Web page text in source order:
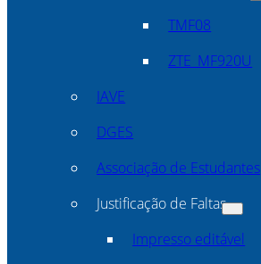
TMF08
ZTE_MF920U
IAVE
DGES
Associação de Estudantes
Justificação de Faltas
Impresso editável